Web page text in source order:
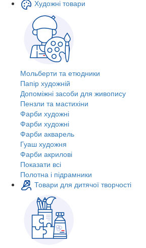
Художні товари
Мольберти та етюдники
Папір художній
Допоміжні засоби для живопису
Пензли та мастихіни
Фарби художні
Фарби художні
Фарби акварель
Гуаш художня
Фарби акрилові
Показати всі
Полотна і підрамники
Товари для дитячої творчості